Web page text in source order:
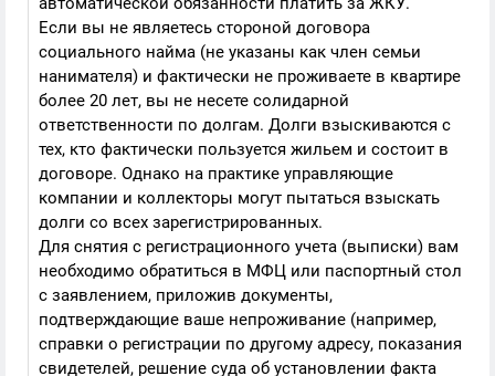
Если вы не являетесь стороной договора
социального найма (не указаны как член семьи
нанимателя) и фактически не проживаете в квартире
более 20 лет, вы не несете солидарной
ответственности по долгам. Долги взыскиваются с
тех, кто фактически пользуется жильем и состоит в
договоре. Однако на практике управляющие
компании и коллекторы могут пытаться взыскать
долги со всех зарегистрированных.
Для снятия с регистрационного учета (выписки) вам
необходимо обратиться в МФЦ или паспортный стол
с заявлением, приложив документы,
подтверждающие ваше непроживание (например,
справки о регистрации по другому адресу, показания
свидетелей, решение суда об установлении факта